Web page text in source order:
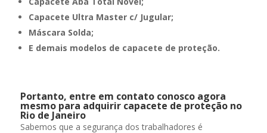
Capacete Ultra Master c/ Jugular;
Máscara Solda;
E demais modelos de capacete de proteção.
Portanto, entre em contato conosco agora
mesmo para adquirir capacete de proteção no
Rio de Janeiro
Sabemos que a segurança dos trabalhadores é